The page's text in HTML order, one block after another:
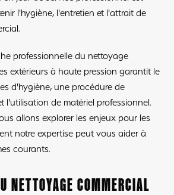
l'hygiène, l'entretien et l'attrait de
professionnelle du nettoyage
extérieurs à haute pression garantit le
d'hygiène, une procédure de
l'utilisation de matériel professionnel.
allons explorer les enjeux pour les
notre expertise peut vous aider à
courants.
NETTOYAGE COMMERCIAL